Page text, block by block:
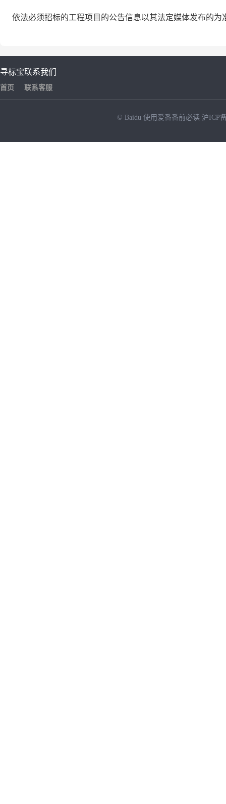
依法必须招标的工程项目的公告信息以其法定媒体发布的为
寻标宝
首页
联系我们
联系客服
© Baidu 使用爱番番前必读 沪ICP